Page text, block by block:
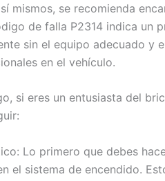
mismos, se recomienda
de falla P2314 indica un
sin el equipo adecuado y
en el vehículo.
si eres un entusiasta del
Lo primero que debes
el sistema de encendido.